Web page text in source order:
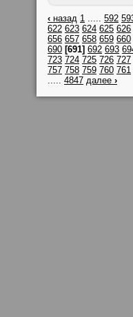
‹ назад 1 ..... 592
622 623 624 625 626
656 657 658 659 660
690 [691] 692 693
723 724 725 726 727
757 758 759 760 761
..... 4847 далее ›